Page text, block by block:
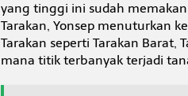
d
T
a
yang tinggi ini sudah memakan
Tarakan, Yonsep menuturkan
Tarakan seperti Tarakan Barat,
mana titik terbanyak terjadi